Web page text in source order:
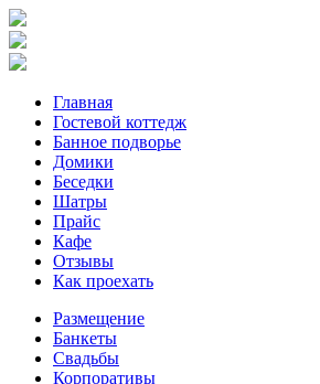
Главная
Гостевой коттедж
Банное подворье
Домики
Беседки
Шатры
Прайс
Кафе
Отзывы
Как проехать
Размещение
Банкеты
Свадьбы
Корпоративы